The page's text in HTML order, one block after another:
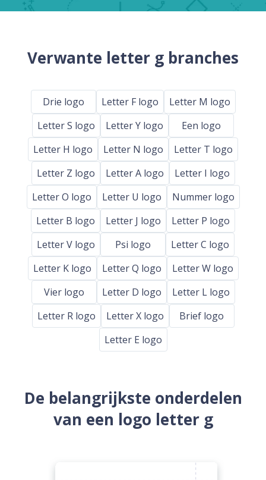
Verwante letter g branches
Drie logo Letter F logo
Letter M logo
Letter S logo
Letter Y logo
Een logo
Letter H logo
Letter N logo
Letter T logo
Letter Z logo
Letter A logo
Letter I logo
Letter O logo
Letter U logo
Nummer logo
Letter B logo
Letter J logo
Letter P logo
Letter V logo
Psi logo
Letter C logo
Letter K logo
Letter Q logo
Letter W logo
Vier logo
Letter D logo
Letter L logo
Letter R logo
Letter X logo
Brief logo
Letter E logo
De belangrijkste onderdelen
van een logo letter g